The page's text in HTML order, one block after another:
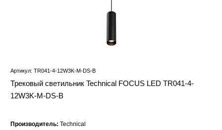
Артикул: TR041-4-12W3K-M-DS-B
Трековый светильник Technical FOCUS LED TR041-4-
12W3K-M-DS-B
Производитель: Technical